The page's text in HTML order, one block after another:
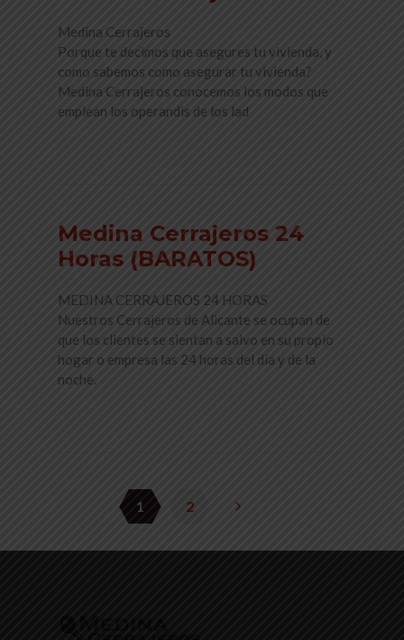
Medina Cerrajeros
Porque te decimos que asegures tu vivienda, y
como sabemos como asegurar tu vivienda?
Medina Cerrajeros conocemos los modos que
emplean los operandis de los lad
Medina Cerrajeros 24
Horas (BARATOS)
MEDINA CERRAJEROS 24 HORAS
Nuestros Cerrajeros de Alicante se ocupan de
que los clientes se sientan a salvo en su propio
hogar o empresa las 24 horas del día y de la
noche.
1 2